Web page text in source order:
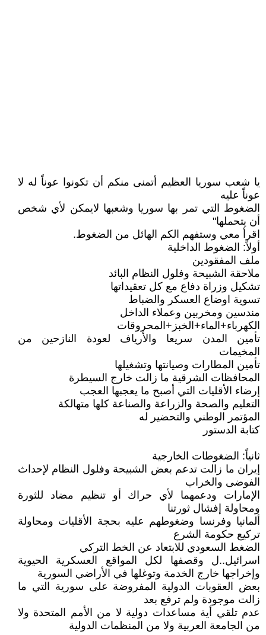
يا شعب سوريا العظيم أتمنى منكم أن تكونوا عوناً له لا
عوناً عليه
الضغوط التي تمر بها سوريا وشعبها لايمكن لأي شخص
أن يتحملها"
اقرأ معي وستفهم الكم الهائل من الضغوط.
أولاً: الضغوط الداخلية
ملف المفقودين
ملاحقة الشبيحة وفلول النظام البائد
تشكيل وزراة دفاع مع كل تعقيداتها
تسوية اوضاع العسكر والضباط
مندسين ومخربين وعملاء الداخل
الكهرباء+الماء+الخبز+المحروقات
تأمين المدن سريعا والأرياف لعودة النازحين من
المخيمات
تأمين المطارات وصيانتها وتشغيلها
المحافظات الشرقية ما زالت خارج السيطرة
إرضاء الأقليات التي أصبح ما يعجبها العجب
التعليم والصحة والزراعة والصناعة كلها متهالكة
المؤتمر الوطني والتحضير له
كتابة الدستور
ثانياً: الضغوطات الخارجية
إيران ما زالت تدعم بعض الشبيحة وفلول النظام لإحداث
الفوضى والخراب
الإمارات ودعمهما لأي حراك أو تنظيم مضاد للثورة
ومحاولة إفشال ثورتنا
ألمانيا وفرنسا وضغوطهم عليه بحجة الأقليات ومحاولة
تركيع حكومة الشرع
الضغط السعودي للابتعاد عن الخط التركي
اسرائيل..ل وقصفها لكل المواقع العسكرية الحيوية
وإخراجها خارج الخدمة وتوغلها في الأراضي السورية
بعض العقوبات الدولية المفروضة على سورية التي ما
زالت موجودة ولم ترفع بعد
عدم تلقي أية مساعدات دولية لا من الأمم المتحدة ولا
من الجامعة العربية ولا من المنظمات الدولية